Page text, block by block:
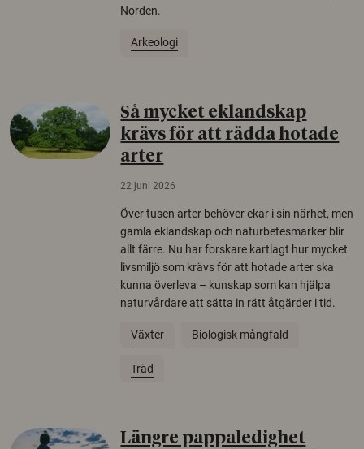
Norden.
Arkeologi
Så mycket eklandskap
krävs för att rädda hotade
arter
22 juni 2026
Över tusen arter behöver ekar i sin närhet, men
gamla eklandskap och naturbetesmarker blir
allt färre. Nu har forskare kartlagt hur mycket
livsmiljö som krävs för att hotade arter ska
kunna överleva – kunskap som kan hjälpa
naturvårdare att sätta in rätt åtgärder i tid.
Växter Biologisk mångfald
Träd
Längre pappaledighet